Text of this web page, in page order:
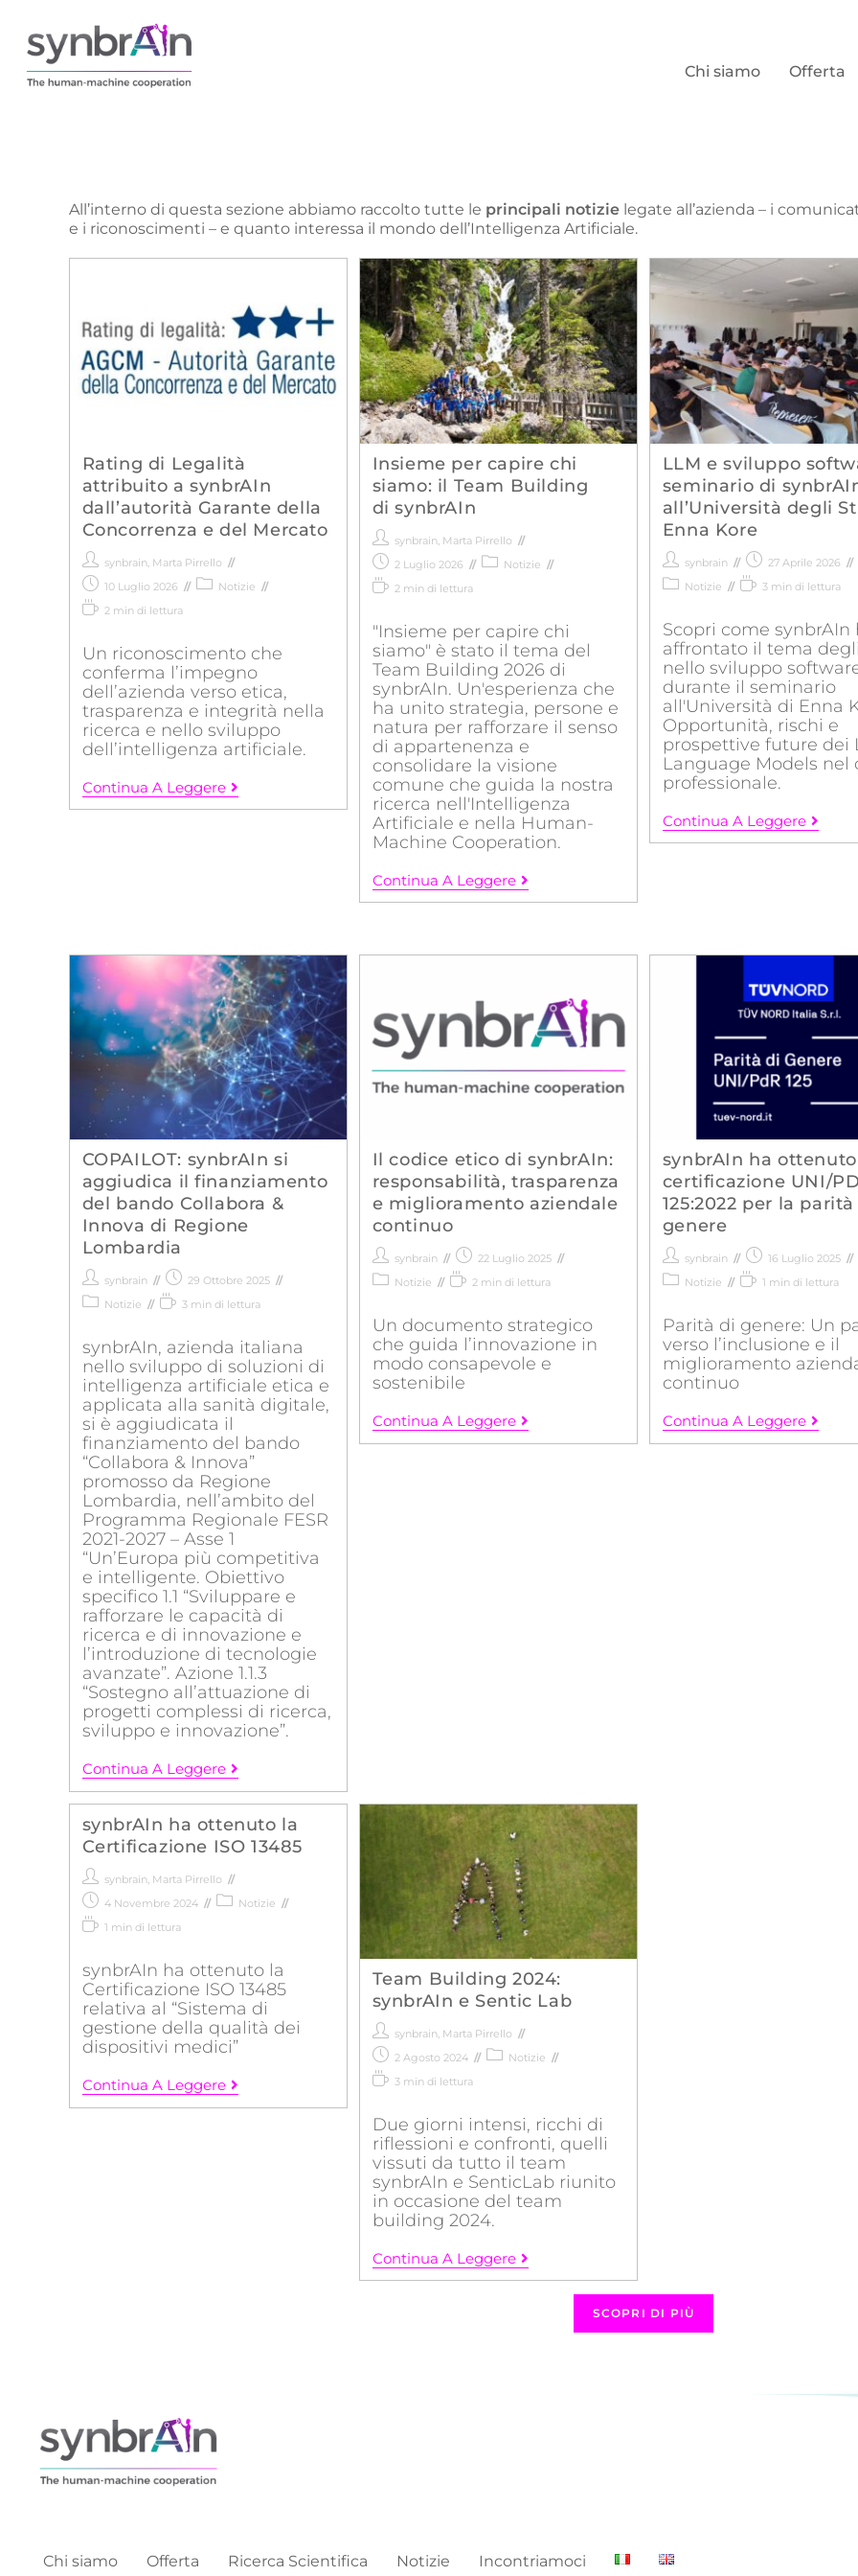
Chi siamo Offerta
All’interno di questa sezione abbiamo raccolto tutte le principali notizie legate all’azienda – i
e i riconoscimenti – e quanto interessa il mondo dell’Intelligenza Artificiale.
Rating di Legalità
attribuito a synbrAIn
dall’autorità Garante della
Concorrenza e del Mercato
synbrain, Marta Pirrello
10 Luglio 2026
Notizie
2 min di lettura
Un riconoscimento che
conferma l’impegno
dell’azienda verso etica,
trasparenza e integrità nella
ricerca e nello sviluppo
dell’intelligenza artificiale.
Continua A Leggere
Insieme per capire chi
siamo: il Team Building
di synbrAIn
synbrain, Marta Pirrello
2 Luglio 2026
Notizie
2 min di lettura
"Insieme per capire chi
siamo" è stato il tema del
Team Building 2026 di
synbrAIn. Un'esperienza che
ha unito strategia, persone e
natura per rafforzare il senso
di appartenenza e
consolidare la visione
comune che guida la nostra
ricerca nell'Intelligenza
Artificiale e nella Human-
Machine Cooperation.
Continua A Leggere
LLM e sviluppo
seminario di
all’Università degli
Enna Kore
synbrain
27 Aprile 2026
Notizie
3 min di lettura
Scopri come synbrAIn
affrontato il tema
nello sviluppo
durante il seminario
all'Università di Enna
Opportunità, rischi e
prospettive future dei
Language Models nel
professionale.
Continua A Leggere
COPAILOT: synbrAIn si
aggiudica il finanziamento
del bando Collabora &
Innova di Regione
Lombardia
synbrain
29 Ottobre 2025
Notizie
3 min di lettura
synbrAIn, azienda italiana
nello sviluppo di soluzioni di
intelligenza artificiale etica e
applicata alla sanità digitale,
si è aggiudicata il
finanziamento del bando
“Collabora & Innova”
promosso da Regione
Lombardia, nell’ambito del
Programma Regionale FESR
2021-2027 – Asse 1
“Un’Europa più competitiva
e intelligente. Obiettivo
specifico 1.1 “Sviluppare e
rafforzare le capacità di
ricerca e di innovazione e
l’introduzione di tecnologie
avanzate”. Azione 1.1.3
“Sostegno all’attuazione di
progetti complessi di ricerca,
sviluppo e innovazione”.
Continua A Leggere
Il codice etico di synbrAIn:
responsabilità, trasparenza
e miglioramento aziendale
continuo
synbrain
22 Luglio 2025
Notizie
2 min di lettura
Un documento strategico
che guida l’innovazione in
modo consapevole e
sostenibile
Continua A Leggere
synbrAIn ha
certificazione UNI/
125:2022 per la
genere
synbrain
16 Luglio 2025
Notizie
1 min di lettura
Parità di genere: Un
verso l’inclusione e il
miglioramento
continuo
Continua A Leggere
synbrAIn ha ottenuto la
Certificazione ISO 13485
synbrain, Marta Pirrello
4 Novembre 2024
Notizie
1 min di lettura
synbrAIn ha ottenuto la
Certificazione ISO 13485
relativa al “Sistema di
gestione della qualità dei
dispositivi medici”
Continua A Leggere
Team Building 2024:
synbrAIn e Sentic Lab
synbrain, Marta Pirrello
2 Agosto 2024
Notizie
3 min di lettura
Due giorni intensi, ricchi di
riflessioni e confronti, quelli
vissuti da tutto il team
synbrAIn e SenticLab riunito
in occasione del team
building 2024.
Continua A Leggere
SCOPRI DI PIÙ
Chi siamo Offerta Ricerca Scientifica Notizie Incontriamoci